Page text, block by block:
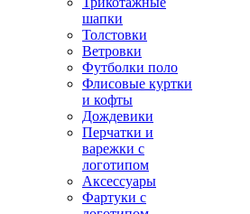
шапки
Толстовки
Ветровки
Футболки поло
Флисовые куртки
и кофты
Дождевики
Перчатки и
варежки с
логотипом
Аксессуары
Фартуки с